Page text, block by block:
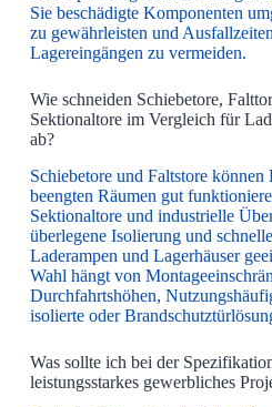
Sie beschädigte Komponenten
zu gewährleisten und
Lagereingängen zu vermeiden.
Wie schneiden Schiebetore,
Sektionaltore im Vergleich für
ab?
Schiebetore und Faltstore
beengten Räumen gut
Sektionaltore und industrielle
überlegene Isolierung und
Laderampen und Lagerhäuser
Wahl hängt von
Durchfahrtshöhen,
isolierte oder
Was sollte ich bei der
leistungsstarkes gewerbliches